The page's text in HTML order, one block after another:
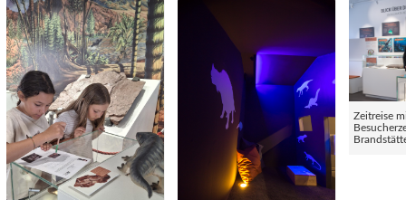
Zeitreise